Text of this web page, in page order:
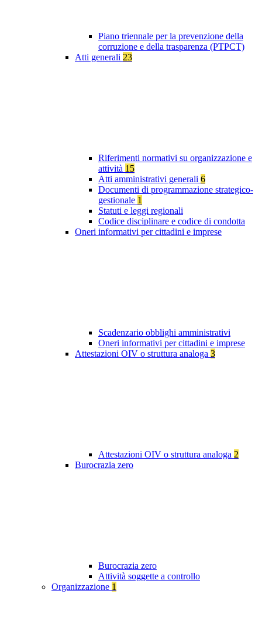
Piano triennale per la prevenzione della
corruzione e della trasparenza (PTPCT)
Atti generali 23
Riferimenti normativi su organizzazione e
attività 15
Atti amministrativi generali 6
Documenti di programmazione strategico-
gestionale 1
Statuti e leggi regionali
Codice disciplinare e codice di condotta
Oneri informativi per cittadini e imprese
Scadenzario obblighi amministrativi
Oneri informativi per cittadini e imprese
Attestazioni OIV o struttura analoga 3
Attestazioni OIV o struttura analoga 2
Burocrazia zero
Burocrazia zero
Attività soggette a controllo
Organizzazione 1